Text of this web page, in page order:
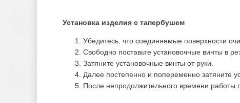
Установка изделия с тапербушем
Убедитесь, что соединяемые поверхности
Свободно поставьте установочные винты в
Затяните установочные винты от руки.
Далее постепенно и попеременно затяните
После непродолжительного времени работы